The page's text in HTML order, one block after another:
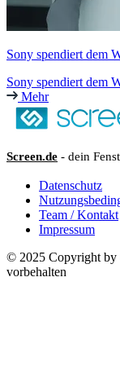
Sony spendiert dem
Sony spendiert dem
Mehr
Screen.de - dein
Datenschutz
Team / Kontakt
Impressum
© 2025 Copyright by
vorbehalten